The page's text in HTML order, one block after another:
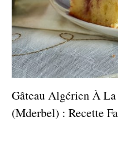
Gâteau Algérien À
(Mderbel) : Recette